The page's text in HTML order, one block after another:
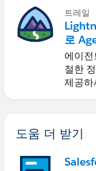
트레일
로
에이
절한
제공하
도움 더 받기